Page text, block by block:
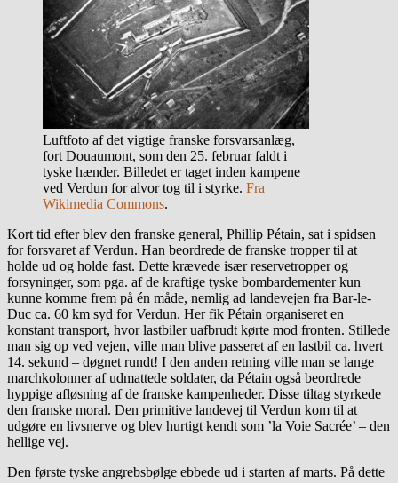
Luftfoto af det vigtige franske forsvarsanlæg,
fort Douaumont, som den 25. februar faldt i
tyske hænder. Billedet er taget inden kampene
ved Verdun for alvor tog til i styrke. Fra
Wikimedia Commons.
Kort tid efter blev den franske general, Phillip Pétain, sat i spidsen
for forsvaret af Verdun. Han beordrede de franske tropper til at
holde ud og holde fast. Dette krævede især reservetropper og
forsyninger, som pga. af de kraftige tyske bombardementer kun
kunne komme frem på én måde, nemlig ad landevejen fra Bar-le-
Duc ca. 60 km syd for Verdun. Her fik Pétain organiseret en
konstant transport, hvor lastbiler uafbrudt kørte mod fronten. Stillede
man sig op ved vejen, ville man blive passeret af en lastbil ca. hvert
14. sekund – døgnet rundt! I den anden retning ville man se lange
marchkolonner af udmattede soldater, da Pétain også beordrede
hyppige afløsning af de franske kampenheder. Disse tiltag styrkede
den franske moral. Den primitive landevej til Verdun kom til at
udgøre en livsnerve og blev hurtigt kendt som ’la Voie Sacrée’ – den
hellige vej.
Den første tyske angrebsbølge ebbede ud i starten af marts. På dette